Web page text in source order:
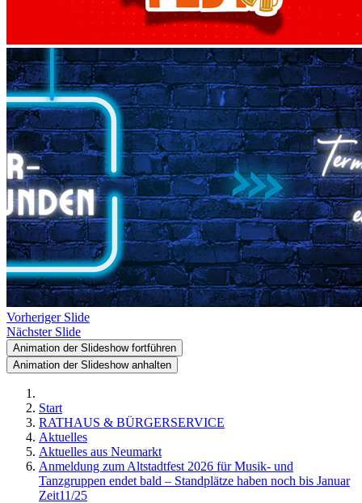
Vorheriger Slide
Nächster Slide
Animation der Slideshow fortführen
Animation der Slideshow anhalten
Start
RATHAUS & BÜRGERSERVICE
Aktuelles
Aktuelles aus Neumarkt
Anmeldung zum Altstadtfest 2026 für Musik- und
Tanzgruppen endet bald – Standplätze haben noch bis Januar
Zeit11/25